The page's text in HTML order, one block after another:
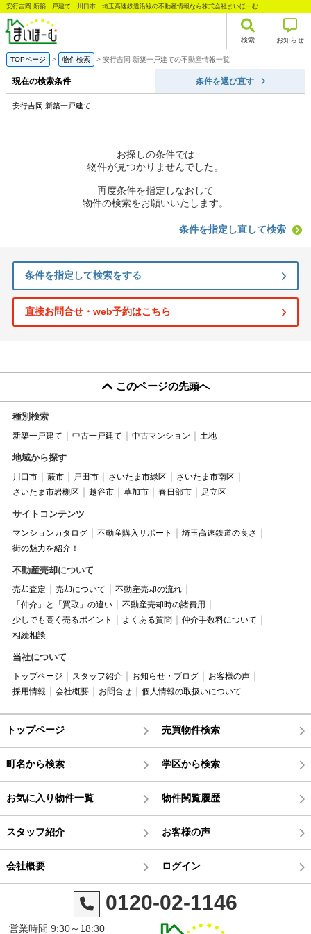
安行吉岡 新築一戸建て｜川口市・埼玉高速鉄道沿線の不動産情報なら株式会社まいほーむ
検索 お知らせ
TOPページ 物件検索 安行吉岡 新築一戸建ての不動産情報一覧
現在の検索条件 条件を選び直す
安行吉岡 新築一戸建て
お探しの条件では
物件が見つかりませんでした。
再度条件を指定しなおして
物件の検索をお願いいたします。
条件を指定し直して検索
条件を指定して検索をする
直接お問合せ・web予約はこちら
このページの先頭へ
種別検索
新築一戸建て 中古一戸建て 中古マンション 土地
地域から探す
川口市 蕨市 戸田市 さいたま市緑区
さいたま市南区
さいたま市岩槻区
越谷市 草加市 春日部市 足立区
サイトコンテンツ
マンションカタログ 不動産購入サポート
埼玉高速鉄道の良さ
街の魅力を紹介！
不動産売却について
売却査定 売却について
不動産売却の流れ
「仲介」と「買取」の違い
不動産売却時の諸費用
少しでも高く売るポイント
よくある質問
仲介手数料について
相続相談
当社について
トップページ スタッフ紹介 お知らせ・ブログ
お客様の声
採用情報
会社概要 お問合せ 個人情報の取扱いについて
トップページ 売買物件検索
町名から検索 学区から検索
お気に入り物件一覧 物件閲覧履歴
スタッフ紹介 お客様の声
会社概要 ログイン
0120-02-1146
営業時間 9:30～18:30